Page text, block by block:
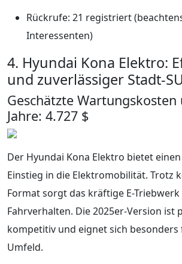
Rückrufe: 21 registriert
Interessenten)
4. Hyundai Kona Elektro:
und zuverlässiger Stadt-
Geschätzte Wartungskosten
Jahre: 4.727 $
Der Hyundai Kona Elektro bietet
Einstieg in die Elektromobilität. Trotz
Format sorgt das kräftige E-
Fahrverhalten. Die 2025er-Version ist
kompetitiv und eignet sich
Umfeld.